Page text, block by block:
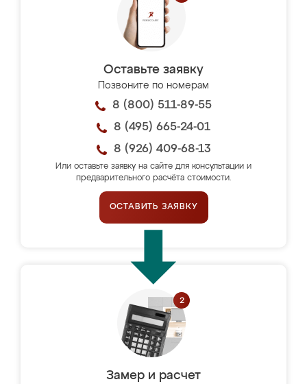
Оставьте заявку
Позвоните по номерам
8 (800) 511-89-55
8 (495) 665-24-01
8 (926) 409-68-13
Или оставьте заявку на сайте для консультации и
предварительного расчёта стоимости.
ОСТАВИТЬ ЗАЯВКУ
Замер и расчет